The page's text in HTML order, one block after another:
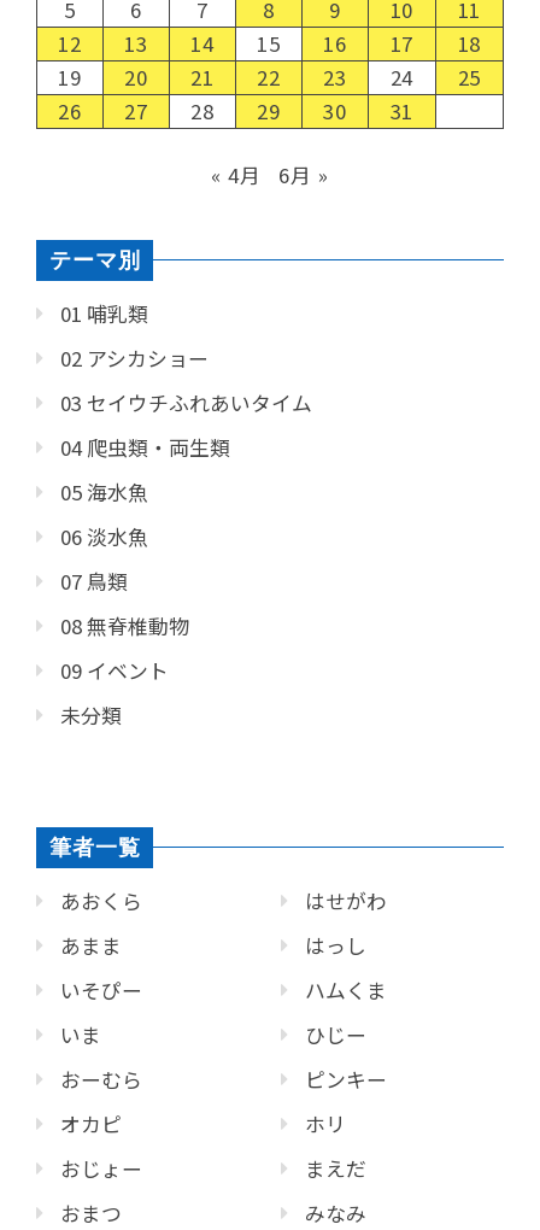
5 6 7 8 9 10
11
12
13 14 15 16 17
18
19
20 21 22 23 24
25
26
27 28 29 30 31
« 4月 6月 »
テーマ別
01 哺乳類
02 アシカショー
03 セイウチふれあいタイム
04 爬虫類・両生類
05 海水魚
06 淡水魚
07 鳥類
08 無脊椎動物
09 イベント
未分類
筆者一覧
あおくら
あまま
いそぴー
いま
おーむら
オカピ
おじょー
おまつ
はせがわ
はっし
ハムくま
ひじー
ピンキー
ホリ
まえだ
みなみ